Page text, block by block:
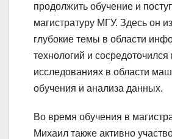
продолжить обучение и
магистратуру МГУ. Здесь он
глубокие темы в области
технологий и сосредоточился
исследованиях в области
обучения и анализа данных.
Во время обучения в
Михаил также активно